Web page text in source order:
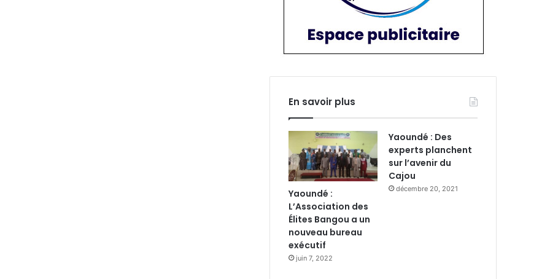
En savoir plus
Yaoundé :
L’Association des
Élites Bangou a un
nouveau bureau
exécutif
juin 7, 2022
Yaoundé : Des
experts planchent
sur l’avenir du
Cajou
décembre 20, 2021